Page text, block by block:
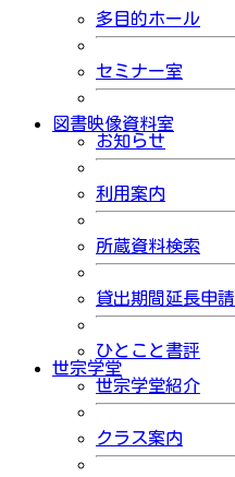
多目的ホール
セミナー室
図書映像資料室
お知らせ
利用案内
所蔵資料検索
貸出期間延長申請
ひとこと書評
世宗学堂
世宗学堂紹介
クラス案内